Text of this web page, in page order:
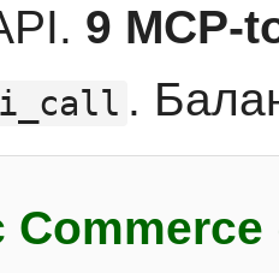
9 MCP-
.
Commerce